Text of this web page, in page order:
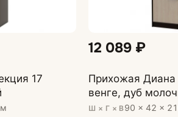
17
12 089 ₽
Прихожая Диана
венге, дуб
Ш × Г × В90 × 42 ×